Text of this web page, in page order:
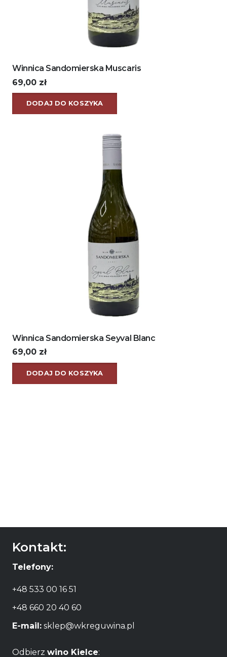
Winnica Sandomierska Muscaris
69,00 zł
DODAJ DO KOSZYKA
Winnica Sandomierska Seyval Blanc
69,00 zł
DODAJ DO KOSZYKA
Kontakt:
Telefony:
+48 533 00 16 51
+48 660 20 40 60
E-mail: sklep@wkreguwina.pl
Odbierz wino Kielce: